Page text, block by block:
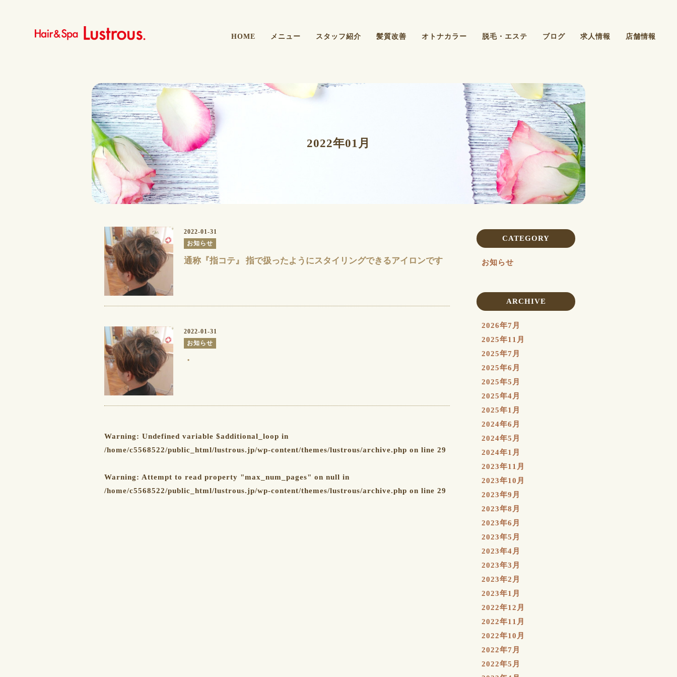
店舗情報
求人情報
ブログ
脱毛・エステ
オトナカラー
髪質改善
スタッフ紹介
メニュー
HOME
2022年01月
2022-01-31
お知らせ
通称『指コテ』 指で扱ったようにスタイリングできるアイロンです
2022-01-31
お知らせ
・
Warning: Undefined variable $additional_loop in
/home/c5568522/public_html/lustrous.jp/wp-content/themes/lustrous/archive.php on line 29
Warning: Attempt to read property "max_num_pages" on null in
/home/c5568522/public_html/lustrous.jp/wp-content/themes/lustrous/archive.php on line 29
CATEGORY
お知らせ
ARCHIVE
2026年7月
2025年11月
2025年7月
2025年6月
2025年5月
2025年4月
2025年1月
2024年6月
2024年5月
2024年1月
2023年11月
2023年10月
2023年9月
2023年8月
2023年6月
2023年5月
2023年4月
2023年3月
2023年2月
2023年1月
2022年12月
2022年11月
2022年10月
2022年7月
2022年5月